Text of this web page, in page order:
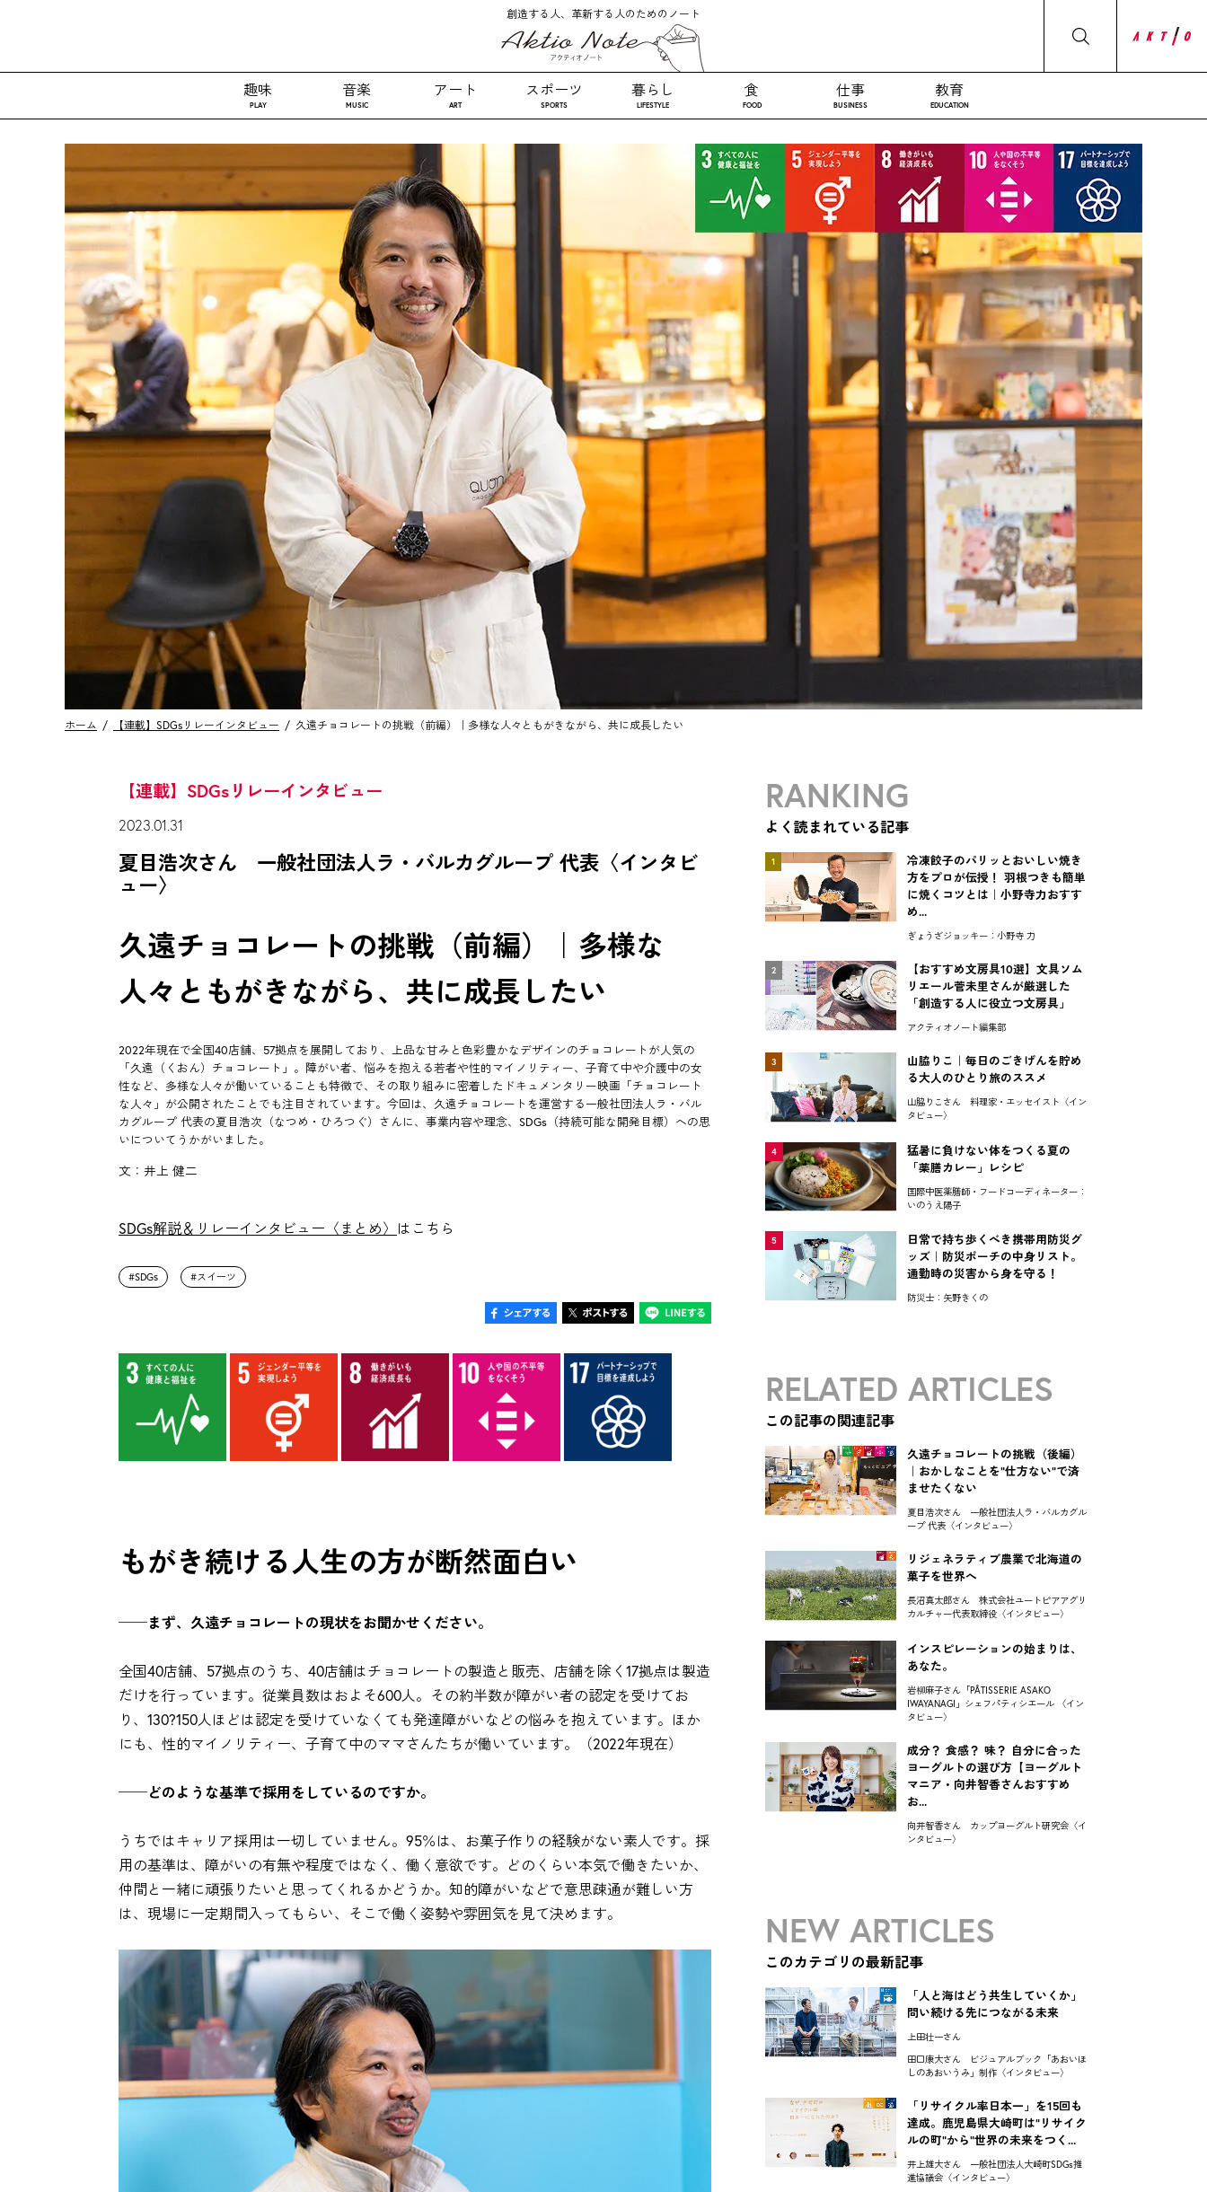
創造する人、革新する人のためのノート
趣味
PLAY
音楽
MUSIC
アート
ART
スポーツ
SPORTS
暮らし
LIFESTYLE
食
FOOD
仕事
BUSINESS
教育
EDUCATION
ホーム 【連載】SDGsリレーインタビュー 久遠チョコレートの挑戦（前編）｜多様な人々ともがきながら、共に成長したい
【連載】SDGsリレーインタビュー
2023.01.31
夏目浩次さん 一般社団法人ラ・バルカグループ 代表〈インタビ
ュー〉
久遠チョコレートの挑戦（前編）｜多様な
人々ともがきながら、共に成長したい
2022年現在で全国40店舗、57拠点を展開しており、上品な甘みと色彩豊かなデザインのチョコレートが人気の
「久遠（くおん）チョコレート」。障がい者、悩みを抱える若者や性的マイノリティー、子育て中や介護中の女
性など、多様な人々が働いていることも特徴で、その取り組みに密着したドキュメンタリー映画「チョコレート
な人々」が公開されたことでも注目されています。今回は、久遠チョコレートを運営する一般社団法人ラ・バル
カグループ 代表の夏目浩次（なつめ・ひろつぐ）さんに、事業内容や理念、SDGs（持続可能な開発目標）への思
いについてうかがいました。
文：井上 健二
SDGs解説＆リレーインタビュー〈まとめ〉 はこちら
SDGs スイーツ
もがき続ける人生の方が断然面白い
──まず、久遠チョコレートの現状をお聞かせください。
全国40店舗、57拠点のうち、40店舗はチョコレートの製造と販売、店舗を除く17拠点は製造
だけを行っています。従業員数はおよそ600人。その約半数が障がい者の認定を受けてお
り、130?150人ほどは認定を受けていなくても発達障がいなどの悩みを抱えています。ほか
にも、性的マイノリティー、子育て中のママさんたちが働いています。（2022年現在）
──どのような基準で採用をしているのですか。
うちではキャリア採用は一切していません。95％は、お菓子作りの経験がない素人です。採
用の基準は、障がいの有無や程度ではなく、働く意欲です。どのくらい本気で働きたいか、
仲間と一緒に頑張りたいと思ってくれるかどうか。知的障がいなどで意思疎通が難しい方
は、現場に一定期間入ってもらい、そこで働く姿勢や雰囲気を見て決めます。
RANKING
よく読まれている記事
1
冷凍餃子のパリッとおいしい焼き
方をプロが伝授！ 羽根つきも簡単
に焼くコツとは｜小野寺力おすす
め...
ぎょうざジョッキー：小野寺 力
2
【おすすめ文房具10選】文具ソム
リエール菅未里さんが厳選した
「創造する人に役立つ文房具」
アクティオノート編集部
3
山脇りこ｜毎日のごきげんを貯め
る大人のひとり旅のススメ
山脇りこさん 料理家・エッセイスト〈イン
タビュー〉
4
猛暑に負けない体をつくる夏の
「薬膳カレー」レシピ
国際中医薬膳師・フードコーディネーター：
いのうえ陽子
5
日常で持ち歩くべき携帯用防災グ
ッズ｜防災ポーチの中身リスト。
通勤時の災害から身を守る！
防災士：矢野きくの
RELATED ARTICLES
この記事の関連記事
久遠チョコレートの挑戦（後編）
｜おかしなことを"仕方ない"で済
ませたくない
夏目浩次さん 一般社団法人ラ・バルカグル
ープ 代表〈インタビュー〉
リジェネラティブ農業で北海道の
菓子を世界へ
長沼真太郎さん 株式会社ユートピアアグリ
カルチャー代表取締役〈インタビュー〉
インスピレーションの始まりは、
あなた。
岩柳麻子さん「PÂTISSERIE ASAKO
IWAYANAGI」シェフパティシエール 〈イン
タビュー〉
成分？ 食感？ 味？ 自分に合った
ヨーグルトの選び方【ヨーグルト
マニア・向井智香さんおすすめ
お...
向井智香さん カップヨーグルト研究会〈イ
ンタビュー〉
NEW ARTICLES
このカテゴリの最新記事
「人と海はどう共生していくか」
問い続ける先につながる未来
上田壮一さん
田口康大さん ビジュアルブック「あおいほ
しのあおいうみ」制作〈インタビュー〉
「リサイクル率日本一」を15回も
達成。鹿児島県大崎町は"リサイク
ルの町"から"世界の未来をつく...
井上雄大さん 一般社団法人大崎町SDGs推
進協議会〈インタビュー〉